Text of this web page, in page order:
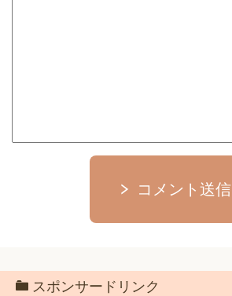
コメント送信
スポンサードリンク